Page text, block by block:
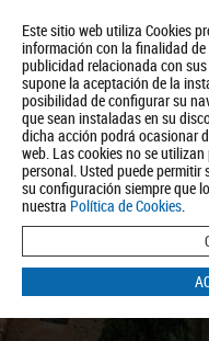
Este sitio web utiliza Cookies
información con la finalidad
publicidad relacionada con
supone la aceptación de la
posibilidad de configurar su
que sean instaladas en su
dicha acción podrá ocasionar
web. Las cookies no se
personal. Usted puede
su configuración siempre que
nuestra Política de Cookies.
About us Tourism Política de